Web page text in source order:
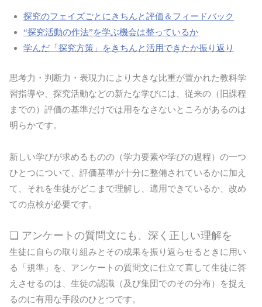
探究のフェイズごとにきちんと評価＆フィードバック
“探究活動の作法”を学ぶ機会は整っているか
学んだ「探究方策」をきちんと活用できたか振り返り
思考力・判断力・表現力により大きな比重が置かれた教科学
習指導や、探究活動などの新たな学びには、従来の（旧課程
までの）評価の基準だけでは用をなさないところがあるのは
明らかです。
新しい学びが求めるものの（学力要素や学びの過程）の一つ
ひとつについて、評価基準が十分に整備されているかに加え
て、それを生徒がどこまで理解し、適用できているか、改め
ての点検が必要です。
❏ アンケートの質問文にも、深く正しい理解を
生徒に自らの取り組みとその成果を振り返らせるときに用い
る「規準」を、アンケートの質問文に仕立て直して生徒に答
えさせるのは、生徒の認識（及び集団でのその分布）を捉え
るのに有用な手段のひとつです。